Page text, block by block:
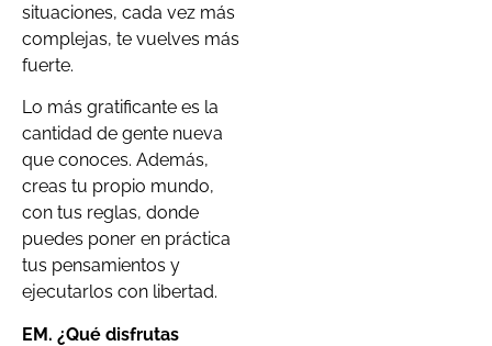
situaciones, cada vez más
complejas, te vuelves más
fuerte.
Lo más gratificante es la
cantidad de gente nueva
que conoces. Además,
creas tu propio mundo,
con tus reglas, donde
puedes poner en práctica
tus pensamientos y
ejecutarlos con libertad.
EM. ¿Qué disfrutas